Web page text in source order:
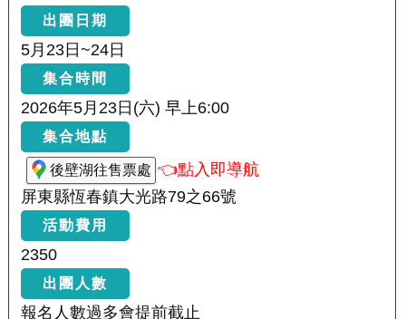
出團日期
5月23日~24日
集合時間
2026年5月23日(六) 早上6:00
集合地點
後壁湖往售票處 👈點入即導航
屏東縣恆春鎮大光路79之66號
活動費用
2350
出團人數
報名人數過多會提前截止